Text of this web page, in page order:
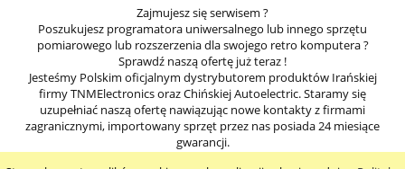
Zajmujesz się serwisem ?
Poszukujesz programatora uniwersalnego lub innego sprzętu
pomiarowego lub rozszerzenia dla swojego retro komputera ?
Sprawdź naszą ofertę już teraz !
Jesteśmy Polskim oficjalnym dystrybutorem produktów Irańskiej
firmy TNMElectronics oraz Chińskiej Autoelectric. Staramy się
uzupełniać naszą ofertę nawiązując nowe kontakty z firmami
zagranicznymi, importowany sprzęt przez nas posiada 24 miesiące
gwarancji.